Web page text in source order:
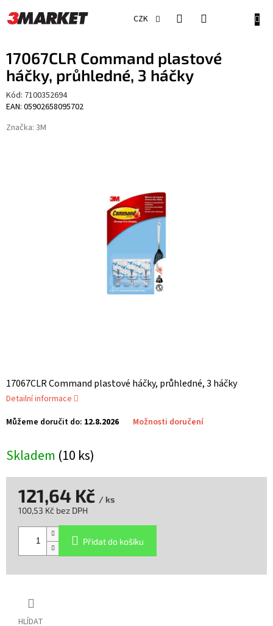
na
obsah
CZK
17067CLR Command plastové
háčky, průhledné, 3 háčky
Kód: 7100352694
EAN: 05902658095702
Značka: 3M
Skladem (10 ks)
Můžeme doručit do: 12.8.2026 Možnosti doručení
17067CLR Command plastové háčky, průhledné, 3 háčky
Detailní informace
HLÍDAT
121,64 Kč / ks
100,53 Kč bez DPH
Přidat do košíku